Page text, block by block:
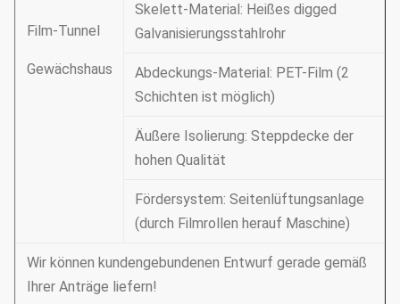
Film-Tunnel
Gewächshaus
Skelett-Material: Heißes digged
Galvanisierungsstahlrohr
Abdeckungs-Material: PET-Film (2
Schichten ist möglich)
Äußere Isolierung: Steppdecke der
hohen Qualität
Fördersystem: Seitenlüftungsanlage
(durch Filmrollen herauf Maschine)
Wir können kundengebundenen Entwurf gerade gemäß
Ihrer Anträge liefern!